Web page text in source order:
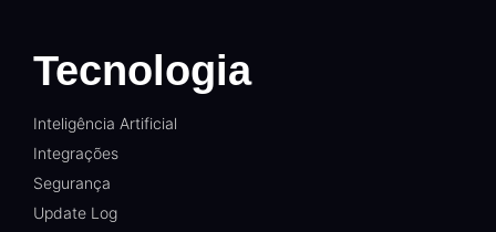
Tecnologia
Inteligência Artificial
Integrações
Segurança
Update Log